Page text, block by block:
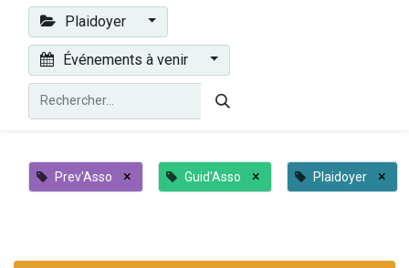
Plaidoyer
Événements à venir
Prev'Asso × Guid'Asso × Plaidoyer ×